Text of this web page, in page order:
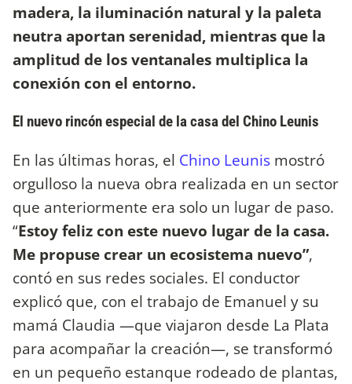
madera, la iluminación natural y la paleta
neutra aportan serenidad, mientras que la
amplitud de los ventanales multiplica la
conexión con el entorno.
El nuevo rincón especial de la casa del Chino Leunis
En las últimas horas, el Chino Leunis mostró
orgulloso la nueva obra realizada en un sector
que anteriormente era solo un lugar de paso.
“Estoy feliz con este nuevo lugar de la casa.
Me propuse crear un ecosistema nuevo”,
contó en sus redes sociales. El conductor
explicó que, con el trabajo de Emanuel y su
mamá Claudia —que viajaron desde La Plata
para acompañar la creación—, se transformó
en un pequeño estanque rodeado de plantas,